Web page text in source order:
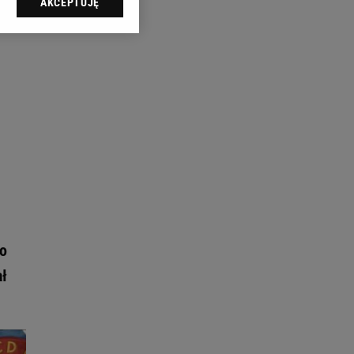
sp. z o.o., jej
swoje preferencje
celów identyfikacji.
reklam i treści,